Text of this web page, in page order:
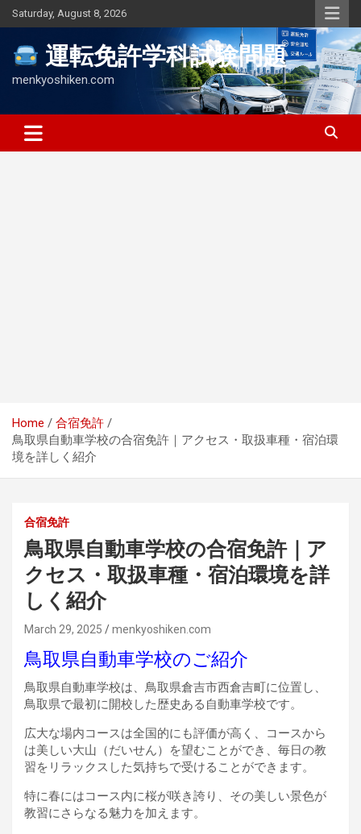
Skip
to
Saturday, August 8, 2026
運転免許学科試験問題
menkyoshiken.com
Home
合宿免許
鳥取県自動車学校の合宿免許｜アクセス・取扱車種・宿泊環
境を詳しく紹介
合宿免許
鳥取県自動車学校の合宿免許｜ア
クセス・取扱車種・宿泊環境を詳
しく紹介
March 29, 2025 menkyoshiken.com
鳥取県自動車学校のご紹介
鳥取県自動車学校は、鳥取県倉吉市西倉吉町に位置し、
鳥取県で最初に開校した歴史ある自動車学校です。
広大な場内コースは全国的にも評価が高く、コースから
は美しい大山（だいせん）を望むことができ、毎日の教
習をリラックスした気持ちで受けることができます。
特に春にはコース内に桜が咲き誇り、その美しい景色が
教習にさらなる魅力を加えます。